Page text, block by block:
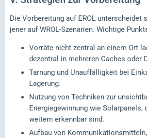
Die Vorbereitung auf EROL unterscheidet
jener auf WROL-Szenarien. Wichtige
Vorräte nicht zentral an einem Ort
dezentral in mehreren Caches oder
Tarnung und Unauffälligkeit bei
Lagerung.
Nutzung von Techniken zur
Energiegewinnung wie Solarpanels,
weitem erkennbar sind.
Aufbau von